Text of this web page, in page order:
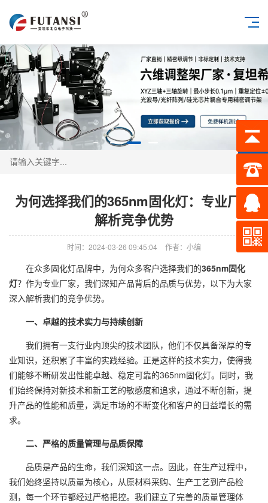
搜索
为何选择我们的365nm固化灯：专业厂家
解析竞争优势
时间：2024-03-26 09:45:04 作者：小编
在众多固化灯品牌中，为何众多客户选择我们的365nm固化
灯？作为专业厂家，我们深知产品背后的品质与优势，以下为大家
深入解析我们的竞争优势。
一、卓越的技术实力与持续创新
我们拥有一支行业内顶尖的技术团队，他们不仅具备深厚的专
业知识，还积累了丰富的实践经验。正是这样的技术实力，使得我
们能够不断研发出性能卓越、稳定可靠的365nm固化灯。同时，我
们始终保持对新技术和新工艺的敏感度和追求，通过不断创新，提
升产品的性能和质量，满足市场的不断变化和客户的日益增长的需
求。
二、严格的质量管理与品质保障
品质是产品的生命，我们深知这一点。因此，在生产过程中，
我们始终坚持以质量为核心，从原材料采购、生产工艺到产品检
测，每一个环节都经过严格把控。我们建立了完善的质量管理体